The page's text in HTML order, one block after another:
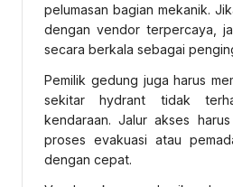
pelumasan bagian mekanik.
dengan vendor terpercaya,
secara berkala sebagai
Pemilik gedung juga harus
sekitar hydrant tidak
kendaraan. Jalur akses
proses evakuasi atau
dengan cepat.